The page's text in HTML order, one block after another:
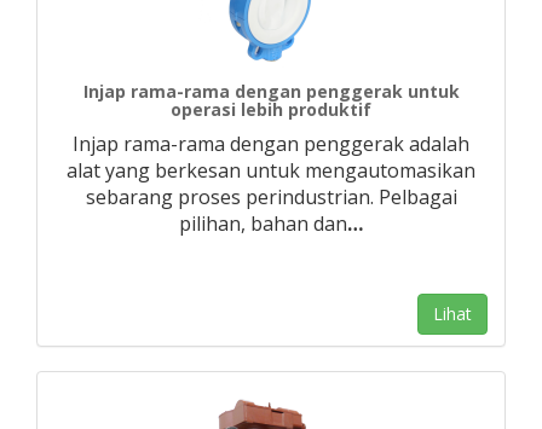
Injap rama-rama dengan penggerak untuk
operasi lebih produktif
Injap rama-rama dengan penggerak adalah
alat yang berkesan untuk mengautomasikan
sebarang proses perindustrian. Pelbagai
pilihan, bahan dan…
Lihat